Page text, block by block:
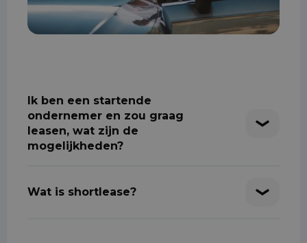
Ik ben een startende
ondernemer en zou graag
leasen, wat zijn de
mogelijkheden?
Wat is shortlease?